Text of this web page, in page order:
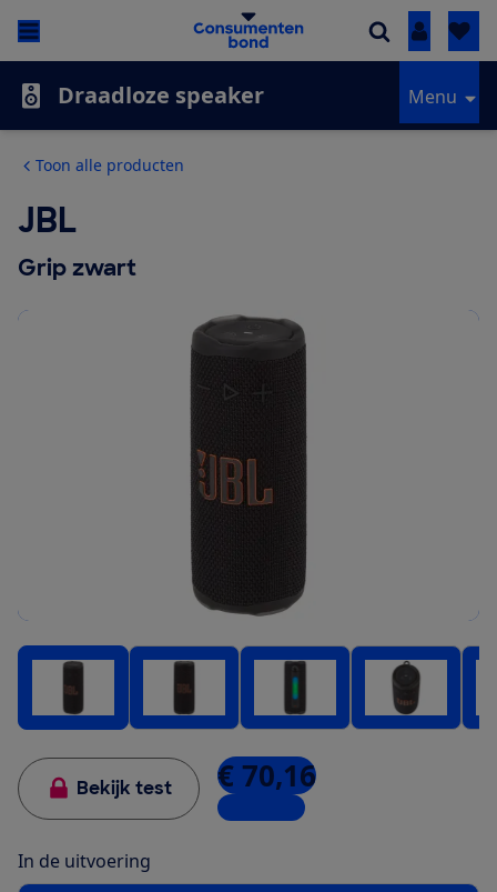
Inloggen
Draadloze speaker Menu
Toon alle producten
JBL
Grip zwart
Bekijk test € 70,16
10 winkels
In de uitvoering